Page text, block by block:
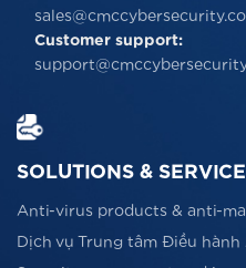
Customer support:
SOLUTIONS &
Anti-virus products & anti-
Dịch vụ Trung tâm Điều hành